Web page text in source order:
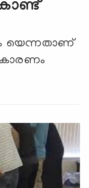
യെന്നതാണ്